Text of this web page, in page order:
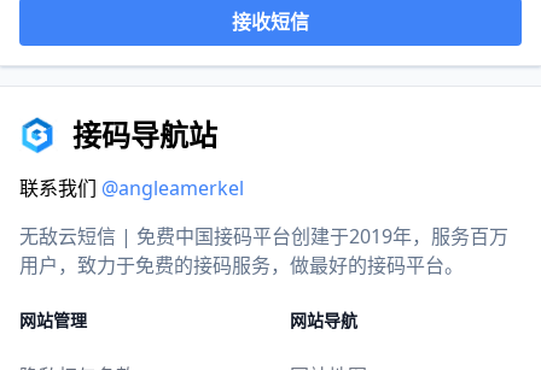
接收短信
接码导航站
联系我们 @angleamerkel
无敌云短信 | 免费中国接码平台创建于2019年，服务百万
用户，致力于免费的接码服务，做最好的接码平台。
网站管理 网站导航